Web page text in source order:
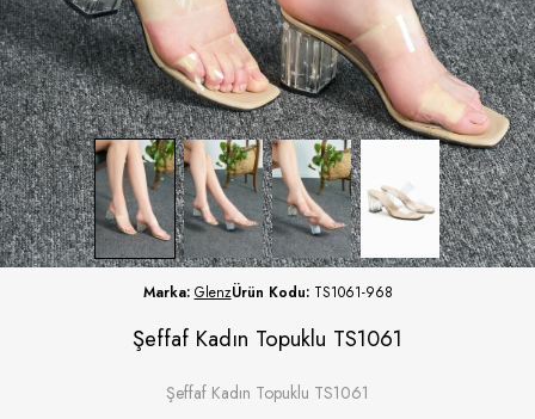
Marka: GlenzÜrün Kodu: TS1061-968
Şeffaf Kadın Topuklu TS1061
Şeffaf Kadın Topuklu TS1061